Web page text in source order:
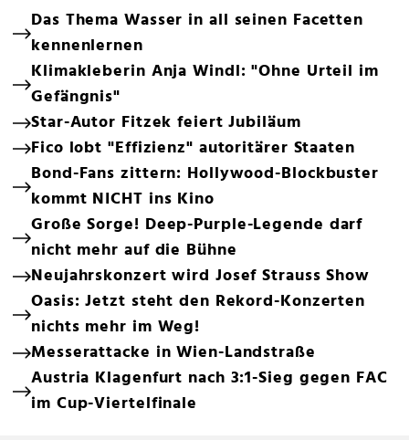
Das Thema Wasser in all seinen Facetten
kennenlernen
Klimakleberin Anja Windl: "Ohne Urteil im
Gefängnis"
Star-Autor Fitzek feiert Jubiläum
Fico lobt "Effizienz" autoritärer Staaten
Bond-Fans zittern: Hollywood-Blockbuster
kommt NICHT ins Kino
Große Sorge! Deep-Purple-Legende darf
nicht mehr auf die Bühne
Neujahrskonzert wird Josef Strauss Show
Oasis: Jetzt steht den Rekord-Konzerten
nichts mehr im Weg!
Messerattacke in Wien-Landstraße
Austria Klagenfurt nach 3:1-Sieg gegen FAC
im Cup-Viertelfinale